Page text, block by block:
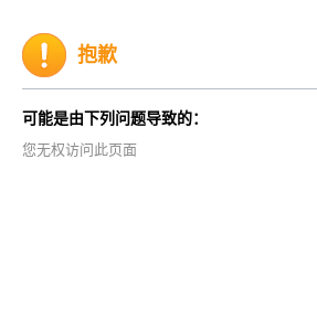
抱歉
可能是由下列问题导致的：
您无权访问此页面